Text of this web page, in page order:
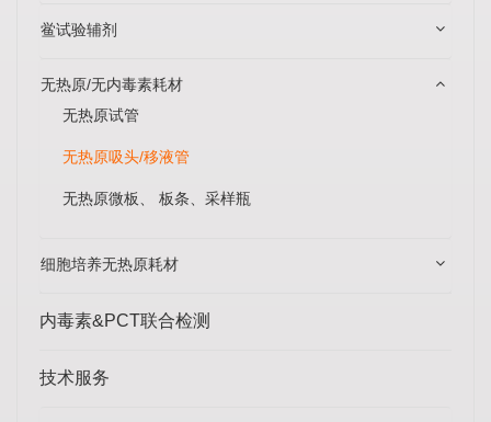
鲎试验辅剂
无热原/无内毒素耗材
无热原试管
无热原吸头/移液管
无热原微板、 板条、采样瓶
细胞培养无热原耗材
内毒素&PCT联合检测
技术服务